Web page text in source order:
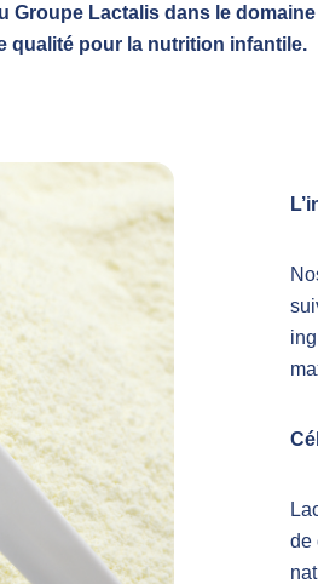
Groupe Lactalis dans le
qualité pour la nutrition infantile.
de